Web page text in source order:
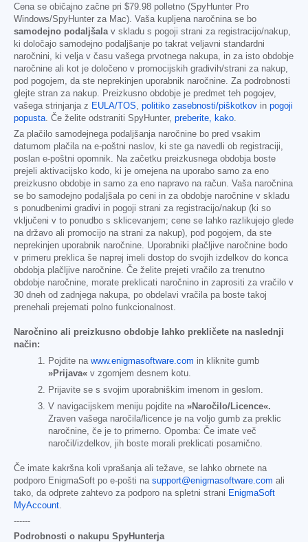
Cena se običajno začne pri $79.98 polletno (SpyHunter Pro
Windows/SpyHunter za Mac). Vaša kupljena naročnina se bo
samodejno podaljšala v skladu s pogoji strani za registracijo/nakup,
ki določajo samodejno podaljšanje po takrat veljavni standardni
naročnini, ki velja v času vašega prvotnega nakupa, in za isto obdobje
naročnine ali kot je določeno v promocijskih gradivih/strani za nakup,
pod pogojem, da ste neprekinjen uporabnik naročnine. Za podrobnosti
glejte stran za nakup. Preizkusno obdobje je predmet teh pogojev,
vašega strinjanja z EULA/TOS politiko zasebnosti/piškotkov in pogoji
popusta . Če želite odstraniti SpyHunter, preberite, kako
Za plačilo samodejnega podaljšanja naročnine bo pred vsakim
datumom plačila na e-poštni naslov, ki ste ga navedli ob registraciji,
poslan e-poštni opomnik. Na začetku preizkusnega obdobja boste
prejeli aktivacijsko kodo, ki je omejena na uporabo samo za eno
preizkusno obdobje in samo za eno napravo na račun. Vaša naročnina
se bo samodejno podaljšala po ceni in za obdobje naročnine v skladu
s ponudbenimi gradivi in pogoji strani za registracijo/nakup (ki so
vključeni v to ponudbo s sklicevanjem; cene se lahko razlikujejo glede
na državo ali promocijo na strani za nakup), pod pogojem, da ste
neprekinjen uporabnik naročnine. Uporabniki plačljive naročnine bodo
v primeru preklica še naprej imeli dostop do svojih izdelkov do konca
obdobja plačljive naročnine. Če želite prejeti vračilo za trenutno
obdobje naročnine, morate preklicati naročnino in zaprositi za vračilo v
30 dneh od zadnjega nakupa, po obdelavi vračila pa boste takoj
prenehali prejemati polno funkcionalnost.
Naročnino ali preizkusno obdobje lahko prekličete na naslednji
način:
Pojdite na www.enigmasoftware.com in kliknite gumb
»Prijava« v zgornjem desnem kotu.
Prijavite se s svojim uporabniškim imenom in geslom.
V navigacijskem meniju pojdite na »Naročilo/Licence«.
Zraven vašega naročila/licence je na voljo gumb za preklic
naročnine, če je to primerno. Opomba: Če imate več
naročil/izdelkov, jih boste morali preklicati posamično.
Če imate kakršna koli vprašanja ali težave, se lahko obrnete na
podporo EnigmaSoft po e-pošti na support@enigmasoftware.com ali
tako, da odprete zahtevo za podporo na spletni strani EnigmaSoft
MyAccount.
------
Podrobnosti o nakupu SpyHunterja